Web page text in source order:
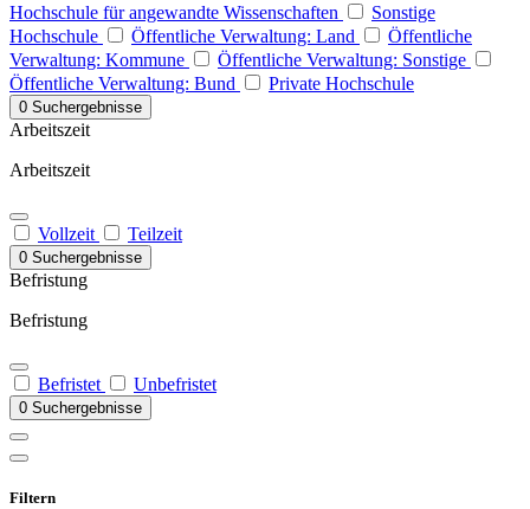
Hochschule für angewandte Wissenschaften
Sonstige
Hochschule
Öffentliche Verwaltung: Land
Öffentliche
Verwaltung: Kommune
Öffentliche Verwaltung: Sonstige
Öffentliche Verwaltung: Bund
Private Hochschule
0 Suchergebnisse
Arbeitszeit
Arbeitszeit
Vollzeit Teilzeit
0 Suchergebnisse
Befristung
Befristung
Befristet Unbefristet
0 Suchergebnisse
Filtern